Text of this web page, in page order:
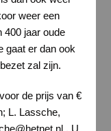
weer een
400 jaar oude
gaat er dan ook
zal zijn.
de prijs van €
L. Lassche,
. U